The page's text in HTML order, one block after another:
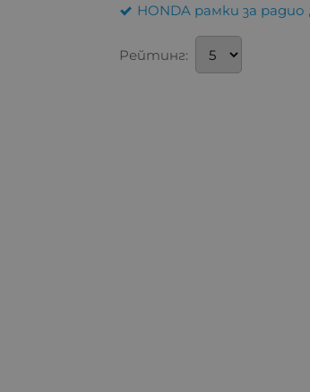
HONDA рамки за
Рейтинг: